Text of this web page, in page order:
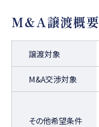
M&A譲渡概要
譲渡対象
M&A交渉対象
その他希望条件